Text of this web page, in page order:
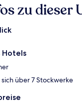
zu dieser
Hotels
über 7 Stockwerke